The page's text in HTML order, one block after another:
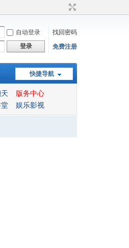
自动登录
找回密码
登录 免费注册
快捷导航
版务中心
娱乐影视